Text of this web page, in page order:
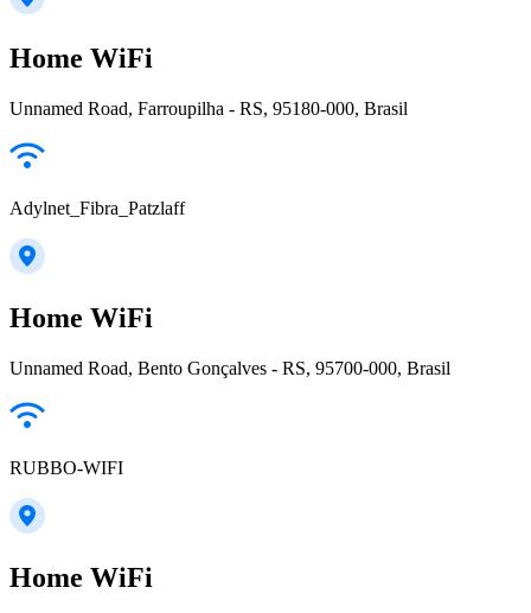
Home WiFi
Unnamed Road, Farroupilha - RS, 95180-000, Brasil
Adylnet_Fibra_Patzlaff
Home WiFi
Unnamed Road, Bento Gonçalves - RS, 95700-000, Brasil
RUBBO-WIFI
Home WiFi